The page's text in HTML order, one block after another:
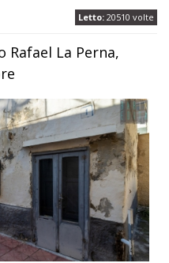
Letto: 20510 volte
Rafael La Perna,